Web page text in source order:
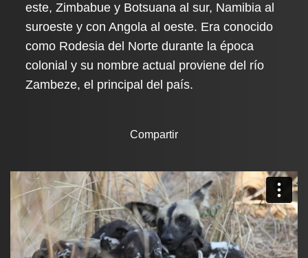
este, Zimbabue y Botsuana al sur, Namibia al
suroeste y con Angola al oeste. Era conocido
como Rodesia del Norte durante la época
colonial y su nombre actual proviene del río
Zambeze, el principal del país.
Compartir